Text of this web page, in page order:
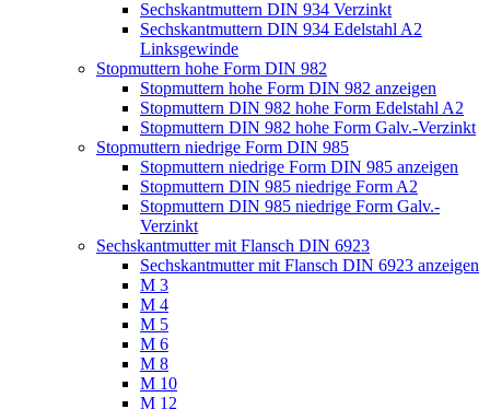
Sechskantmuttern DIN 934 Verzinkt
Sechskantmuttern DIN 934 Edelstahl A2
Linksgewinde
Stopmuttern hohe Form DIN 982
Stopmuttern hohe Form DIN 982 anzeigen
Stopmuttern DIN 982 hohe Form Edelstahl A2
Stopmuttern DIN 982 hohe Form Galv.-Verzinkt
Stopmuttern niedrige Form DIN 985
Stopmuttern niedrige Form DIN 985 anzeigen
Stopmuttern DIN 985 niedrige Form A2
Stopmuttern DIN 985 niedrige Form Galv.-
Verzinkt
Sechskantmutter mit Flansch DIN 6923
Sechskantmutter mit Flansch DIN 6923 anzeigen
M 3
M 4
M 5
M 6
M 8
M 10
M 12